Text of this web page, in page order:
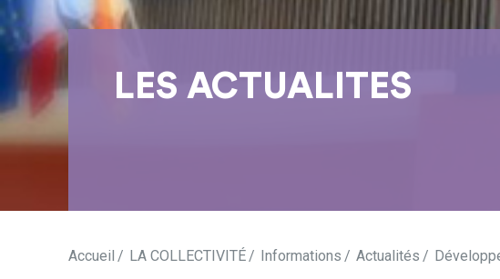
LES ACTUALITES
Accueil LA COLLECTIVITÉ Informations Actualités